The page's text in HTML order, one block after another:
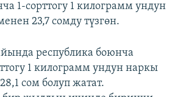
1-сорттогу 1 килограмм ундун
23,7 сомду түзгөн.
республика боюнча
1 килограмм ундун наркы
сом болуп жатат.